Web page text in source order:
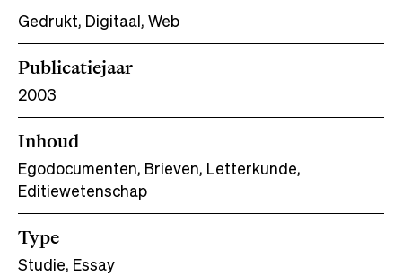
Gedrukt, Digitaal, Web
Publicatiejaar
2003
Inhoud
Egodocumenten, Brieven, Letterkunde,
Editiewetenschap
Type
Studie, Essay